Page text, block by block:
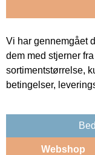
Vi har gennemgået
dem med stjerner
sortimentstørrelse,
betingelser,
Webshop